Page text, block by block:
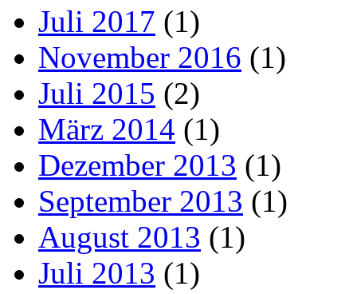
Juli 2017 (1)
November 2016 (1)
Juli 2015 (2)
März 2014 (1)
Dezember 2013 (1)
September 2013 (1)
August 2013 (1)
Juli 2013 (1)